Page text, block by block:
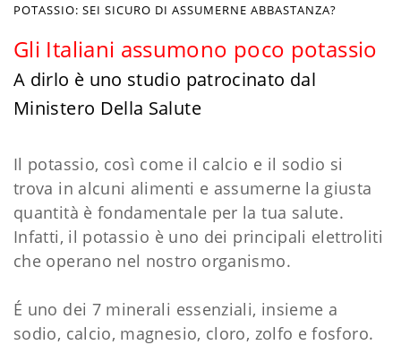
POTASSIO: SEI SICURO DI ASSUMERNE ABBASTANZA?
Gli Italiani assumono poco potassio
A dirlo è uno studio patrocinato dal
Ministero Della Salute
Il potassio, così come il calcio e il sodio si
trova in alcuni alimenti e assumerne la giusta
quantità è fondamentale per la tua salute.
Infatti, il potassio è uno dei principali elettroliti
che operano nel nostro organismo.
É uno dei 7 minerali essenziali, insieme a
sodio, calcio, magnesio, cloro, zolfo e fosforo.